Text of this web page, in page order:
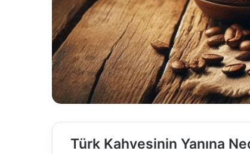
Türk Kahvesinin Yanına